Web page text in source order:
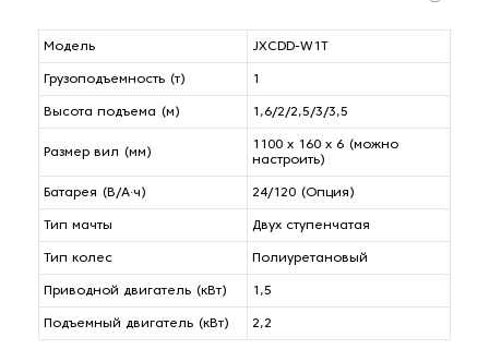
Модель JXCDD-W1T
Грузоподъемность (т) 1
Высота подъема (м) 1,6/2/2,5/3/3,5
Размер вил (мм)
1100 x 160 x 6 (можно
настроить)
Батарея (В/А·ч) 24/120 (Опция)
Тип мачты Двух ступенчатая
Тип колес Полиуретановый
Приводной двигатель (кВт) 1,5
Подъемный двигатель (кВт) 2,2